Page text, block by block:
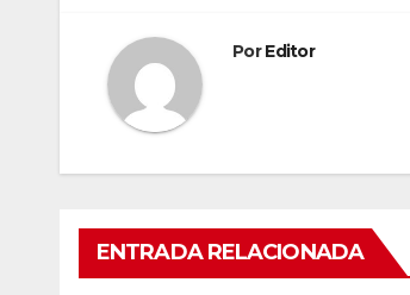
entradas
PorEditor
ENTRADA RELACIONADA